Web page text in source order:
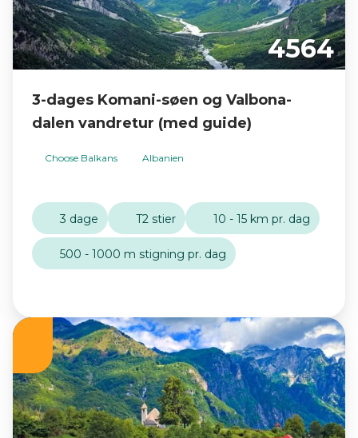
4564
3-dages Komani-søen og Valbona-
dalen vandretur (med guide)
Choose Balkans Albanien
3 dage T2 stier 10 - 15 km pr. dag
500 - 1000 m stigning pr. dag